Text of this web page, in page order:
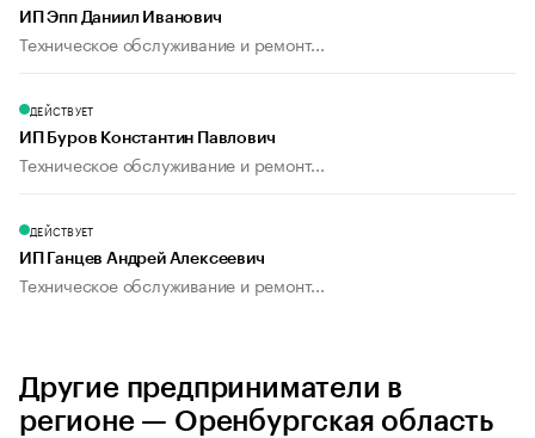
ИП Эпп Даниил Иванович
Техническое обслуживание и ремонт...
ДЕЙСТВУЕТ
ИП Буров Константин Павлович
Техническое обслуживание и ремонт...
ДЕЙСТВУЕТ
ИП Ганцев Андрей Алексеевич
Техническое обслуживание и ремонт...
Другие предприниматели в
регионе — Оренбургская область